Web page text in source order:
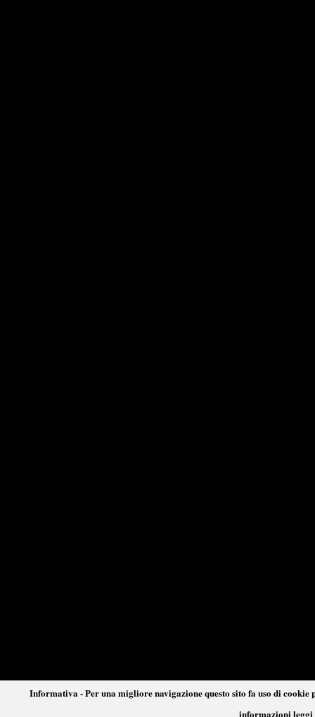
Informativa - Per una migliore navigazione questo sito fa uso di
informazioni leggi